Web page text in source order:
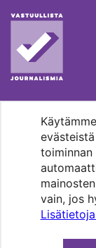
vain, jos
luterilaisten